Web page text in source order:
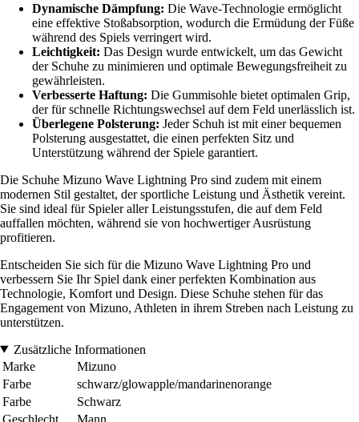
Dynamische Dämpfung: Die Wave-Technologie ermöglicht
eine effektive Stoßabsorption, wodurch die Ermüdung der Füße
während des Spiels verringert wird.
Leichtigkeit: Das Design wurde entwickelt, um das Gewicht
der Schuhe zu minimieren und optimale Bewegungsfreiheit zu
gewährleisten.
Verbesserte Haftung: Die Gummisohle bietet optimalen Grip,
der für schnelle Richtungswechsel auf dem Feld unerlässlich ist.
Überlegene Polsterung: Jeder Schuh ist mit einer bequemen
Polsterung ausgestattet, die einen perfekten Sitz und
Unterstützung während der Spiele garantiert.
Die Schuhe Mizuno Wave Lightning Pro sind zudem mit einem
modernen Stil gestaltet, der sportliche Leistung und Ästhetik vereint.
Sie sind ideal für Spieler aller Leistungsstufen, die auf dem Feld
auffallen möchten, während sie von hochwertiger Ausrüstung
profitieren.
Entscheiden Sie sich für die Mizuno Wave Lightning Pro und
verbessern Sie Ihr Spiel dank einer perfekten Kombination aus
Technologie, Komfort und Design. Diese Schuhe stehen für das
Engagement von Mizuno, Athleten in ihrem Streben nach Leistung zu
unterstützen.
Zusätzliche Informationen
Marke
Mizuno
Farbe
schwarz/glowapple/mandarinenorange
Farbe
Schwarz
Geschlecht
Mann